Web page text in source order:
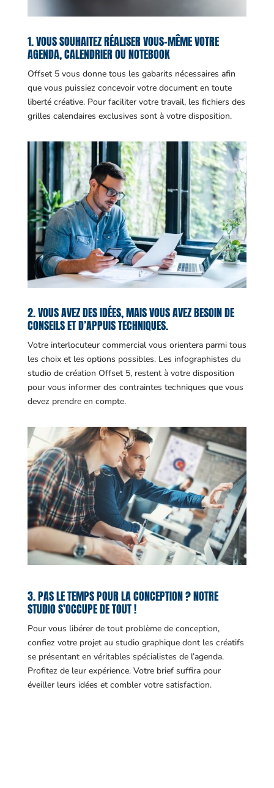
1. VOUS SOUHAITEZ RÉALISER VOUS-MÊME VOTRE
AGENDA, CALENDRIER OU NOTEBOOK
Offset 5 vous donne tous les gabarits nécessaires afin
que vous puissiez concevoir votre document en toute
liberté créative. Pour faciliter votre travail, les fichiers des
grilles calendaires exclusives sont à votre disposition.
2. VOUS AVEZ DES IDÉES, MAIS VOUS AVEZ BESOIN DE
CONSEILS ET D’APPUIS TECHNIQUES.
Votre interlocuteur commercial vous orientera parmi tous
les choix et les options possibles. Les infographistes du
studio de création Offset 5, restent à votre disposition
pour vous informer des contraintes techniques que vous
devez prendre en compte.
3. PAS LE TEMPS POUR LA CONCEPTION ? NOTRE
STUDIO S’OCCUPE DE TOUT !
Pour vous libérer de tout problème de conception,
confiez votre projet au studio graphique dont les créatifs
se présentant en véritables spécialistes de l’agenda.
Profitez de leur expérience. Votre brief suffira pour
éveiller leurs idées et combler votre satisfaction.